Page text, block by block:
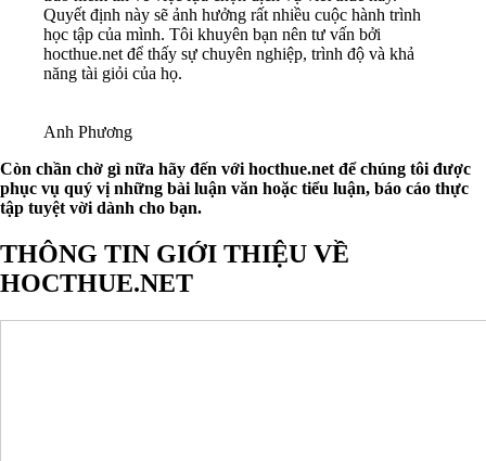
Quyết định này sẽ ảnh hưởng rất nhiều cuộc hành trình
học tập của mình. Tôi khuyên bạn nên tư vấn bởi
hocthue.net để thấy sự chuyên nghiệp, trình độ và khả
năng tài giỏi của họ.
Anh Phương
Còn chần chờ gì nữa hãy đến với hocthue.net để chúng tôi được
phục vụ quý vị những bài luận văn hoặc tiểu luận, báo cáo thực
tập tuyệt vời dành cho bạn.
THÔNG TIN GIỚI THIỆU VỀ
HOCTHUE.NET